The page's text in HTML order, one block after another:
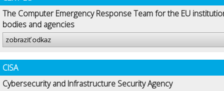
The Computer Emergency Response Team for the EU
bodies and agencies
zobraziť odkaz
CISA
Cybersecurity and Infrastructure Security Agency